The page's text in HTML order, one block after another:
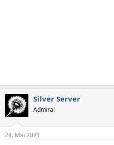
Silver Server
Admiral
24. Mai 2021